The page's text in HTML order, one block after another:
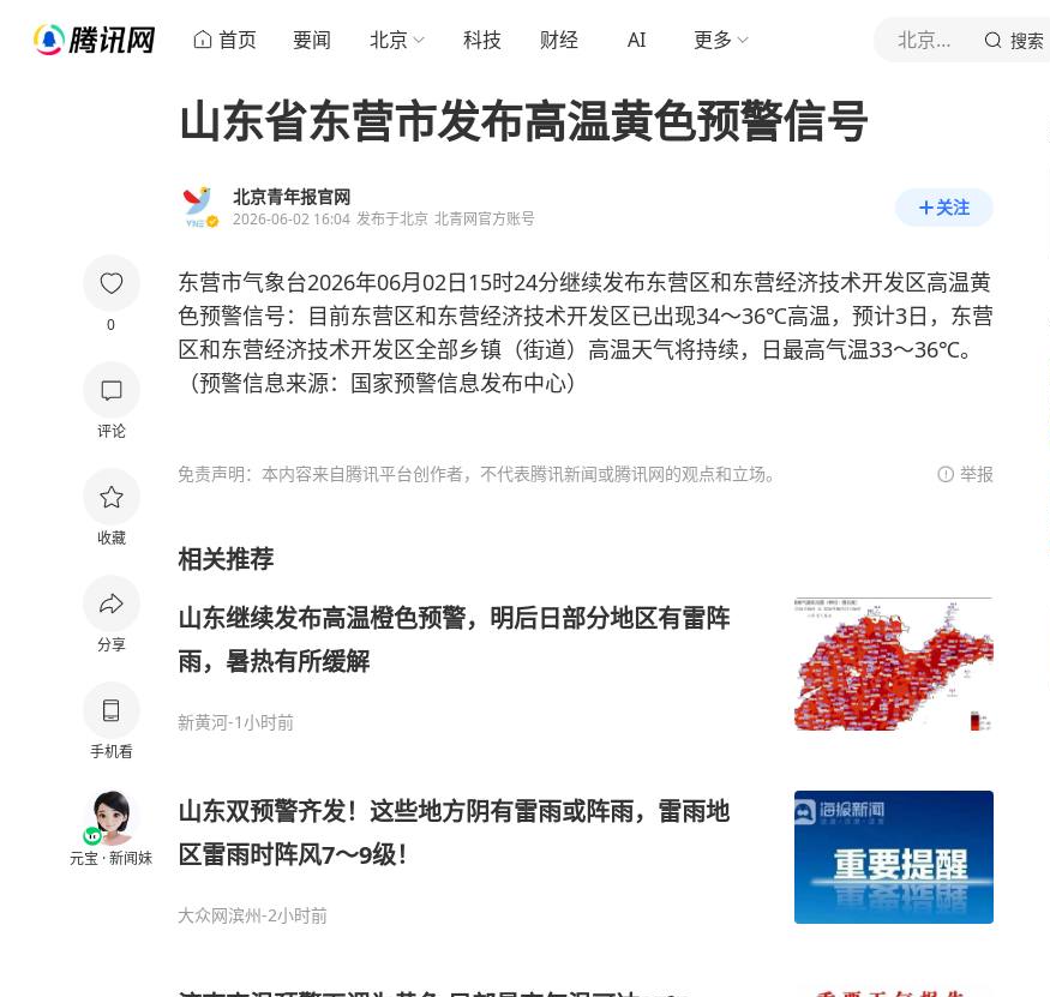
首页 要闻 北京 科技 财经 AI 更多 北京青年报官网 搜索
0
评论
收藏
分享
手机看
元宝 · 新闻妹
山东省东营市发布高温黄色预警信号
北京青年报官网
2026-06-02 16:04 发布于北京 北青网官方账号
关注
东营市气象台2026年06月02日15时24分继续发布东营区和东营经济技术开发区高温黄
色预警信号：目前东营区和东营经济技术开发区已出现34～36℃高温，预计3日，东营
区和东营经济技术开发区全部乡镇（街道）高温天气将持续，日最高气温33～36℃。
（预警信息来源：国家预警信息发布中心）
免责声明：本内容来自腾讯平台创作者，不代表腾讯新闻或腾讯网的观点和立场。 举报
相关推荐
山东继续发布高温橙色预警，明后日部分地区有雷阵
雨，暑热有所缓解
新黄河-1小时前
山东双预警齐发！这些地方阴有雷雨或阵雨，雷雨地
区雷雨时阵风7～9级！
大众网滨州-2小时前